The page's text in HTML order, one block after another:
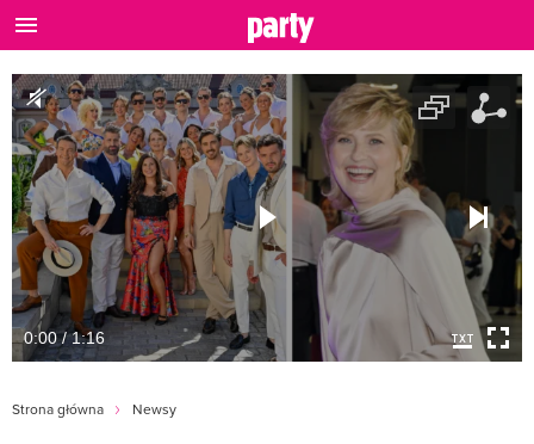
0:00 / 1:16
Strona główna Newsy